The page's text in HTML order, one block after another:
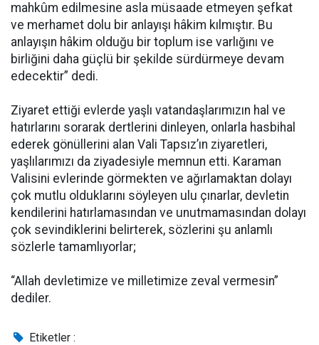
mahkûm edilmesine asla müsaade etmeyen şefkat
ve merhamet dolu bir anlayışı hâkim kılmıştır. Bu
anlayışın hâkim olduğu bir toplum ise varlığını ve
birliğini daha güçlü bir şekilde sürdürmeye devam
edecektir” dedi.
Ziyaret ettiği evlerde yaşlı vatandaşlarımızın hal ve
hatırlarını sorarak dertlerini dinleyen, onlarla hasbihal
ederek gönüllerini alan Vali Tapsız’ın ziyaretleri,
yaşlılarımızı da ziyadesiyle memnun etti. Karaman
Valisini evlerinde görmekten ve ağırlamaktan dolayı
çok mutlu olduklarını söyleyen ulu çınarlar, devletin
kendilerini hatırlamasından ve unutmamasından dolayı
çok sevindiklerini belirterek, sözlerini şu anlamlı
sözlerle tamamlıyorlar;
“Allah devletimize ve milletimize zeval vermesin”
dediler.
Etiketler :